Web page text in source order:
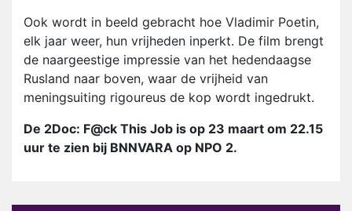
Ook wordt in beeld gebracht hoe Vladimir Poetin,
elk jaar weer, hun vrijheden inperkt. De film brengt
de naargeestige impressie van het hedendaagse
Rusland naar boven, waar de vrijheid van
meningsuiting rigoureus de kop wordt ingedrukt.
De 2Doc: F@ck This Job is op 23 maart om 22.15
uur te zien bij BNNVARA op NPO 2.